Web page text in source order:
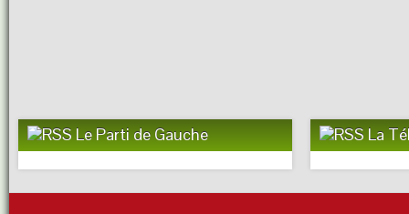
Le Parti de Gauche La